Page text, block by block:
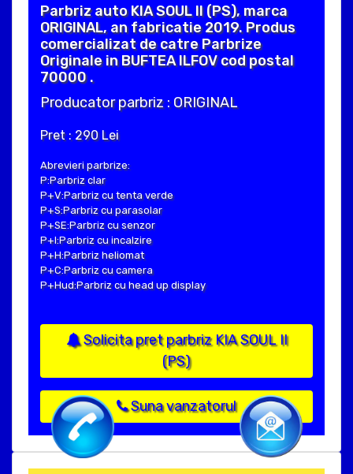
Parbriz auto KIA SOUL II (PS), marca
ORIGINAL, an fabricatie 2019. Produs
comercializat de catre Parbrize
Originale in BUFTEA ILFOV cod postal
70000 .
Producator parbriz : ORIGINAL
Pret : 290 Lei
Abrevieri parbrize:
P:Parbriz clar
P+V:Parbriz cu tenta verde
P+S:Parbriz cu parasolar
P+SE:Parbriz cu senzor
P+I:Parbriz cu incalzire
P+H:Parbriz heliomat
P+C:Parbriz cu camera
P+Hud:Parbriz cu head up display
Solicita pret parbriz KIA SOUL II
(PS)
Suna vanzatorul